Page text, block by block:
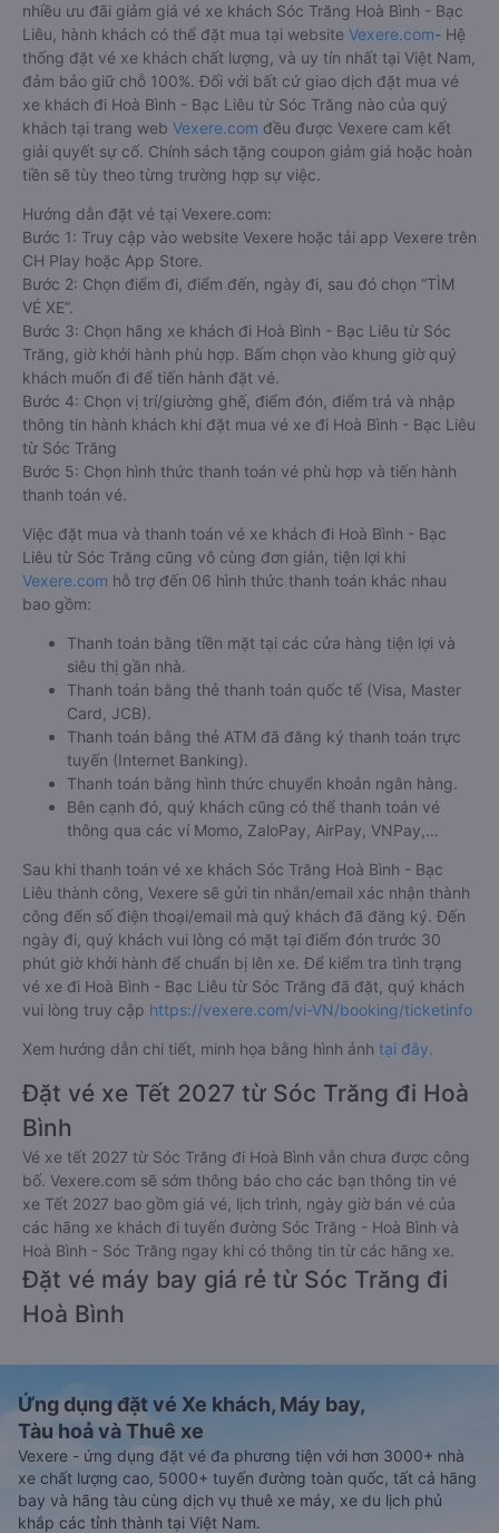
nhiều ưu đãi giảm giá vé xe khách Sóc Trăng Hoà Bình - Bạc
Liêu, hành khách có thể đặt mua tại website Vexere.com- Hệ
thống đặt vé xe khách chất lượng, và uy tín nhất tại Việt Nam,
đảm bảo giữ chỗ 100%. Đối với bất cứ giao dịch đặt mua vé
xe khách đi Hoà Bình - Bạc Liêu từ Sóc Trăng nào của quý
khách tại trang web Vexere.com đều được Vexere cam kết
giải quyết sự cố. Chính sách tặng coupon giảm giá hoặc hoàn
tiền sẽ tùy theo từng trường hợp sự việc.
Hướng dẫn đặt vé tại Vexere.com:
Bước 1: Truy cập vào website Vexere hoặc tải app Vexere trên
CH Play hoặc App Store.
Bước 2: Chọn điểm đi, điểm đến, ngày đi, sau đó chọn “TÌM
VÉ XE”.
Bước 3: Chọn hãng xe khách đi Hoà Bình - Bạc Liêu từ Sóc
Trăng, giờ khởi hành phù hợp. Bấm chọn vào khung giờ quý
khách muốn đi để tiến hành đặt vé.
Bước 4: Chọn vị trí/giường ghế, điểm đón, điểm trả và nhập
thông tin hành khách khi đặt mua vé xe đi Hoà Bình - Bạc Liêu
từ Sóc Trăng
Bước 5: Chọn hình thức thanh toán vé phù hợp và tiến hành
thanh toán vé.
Việc đặt mua và thanh toán vé xe khách đi Hoà Bình - Bạc
Liêu từ Sóc Trăng cũng vô cùng đơn giản, tiện lợi khi
Vexere.com hỗ trợ đến 06 hình thức thanh toán khác nhau
bao gồm:
Thanh toán bằng tiền mặt tại các cửa hàng tiện lợi và
siêu thị gần nhà.
Thanh toán bằng thẻ thanh toán quốc tế (Visa, Master
Card, JCB).
Thanh toán bằng thẻ ATM đã đăng ký thanh toán trực
tuyến (Internet Banking).
Thanh toán bằng hình thức chuyển khoản ngân hàng.
Bên cạnh đó, quý khách cũng có thể thanh toán vé
thông qua các ví Momo, ZaloPay, AirPay, VNPay,…
Sau khi thanh toán vé xe khách Sóc Trăng Hoà Bình - Bạc
Liêu thành công, Vexere sẽ gửi tin nhắn/email xác nhận thành
công đến số điện thoại/email mà quý khách đã đăng ký. Đến
ngày đi, quý khách vui lòng có mặt tại điểm đón trước 30
phút giờ khởi hành để chuẩn bị lên xe. Để kiểm tra tình trạng
vé xe đi Hoà Bình - Bạc Liêu từ Sóc Trăng đã đặt, quý khách
vui lòng truy cập https://vexere.com/vi-VN/booking/ticketinfo
Xem hướng dẫn chi tiết, minh họa bằng hình ảnh tại đây.
Đặt vé xe Tết 2027 từ Sóc Trăng đi Hoà
Bình
Vé xe tết 2027 từ Sóc Trăng đi Hoà Bình vẫn chưa được công
bố. Vexere.com sẽ sớm thông báo cho các bạn thông tin vé
xe Tết 2027 bao gồm giá vé, lịch trình, ngày giờ bán vé của
các hãng xe khách đi tuyến đường Sóc Trăng - Hoà Bình và
Hoà Bình - Sóc Trăng ngay khi có thông tin từ các hãng xe.
Đặt vé máy bay giá rẻ từ Sóc Trăng đi
Hoà Bình
Ứng dụng đặt vé Xe khách, Máy bay,
Tàu hoả và Thuê xe
Vexere - ứng dụng đặt vé đa phương tiện với hơn 3000+ nhà
xe chất lượng cao, 5000+ tuyến đường toàn quốc, tất cả hãng
bay và hãng tàu cùng dịch vụ thuê xe máy, xe du lịch phủ
khắp các tỉnh thành tại Việt Nam.